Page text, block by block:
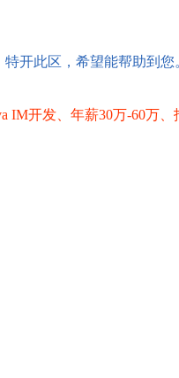
开此区，希望能帮助到您
IM开发、年薪30万-60万、